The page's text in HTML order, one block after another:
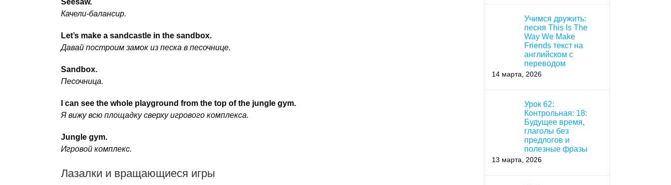
Качели-балансир.
Let’s make a sandcastle in the sandbox.
Давай построим замок из песка в песочнице.
Sandbox.
Песочница.
I can see the whole playground from the top of the jungle gym.
Я вижу всю площадку сверху игрового комплекса.
Jungle gym.
Игровой комплекс.
Лазалки и вращающиеся игры
Учимся дружить:
песня This Is The
Way We Make
Friends текст на
английском с
переводом
14 марта, 2026
Урок 62:
Контрольная: 18:
Будущее время,
глаголы без
предлогов и
полезные фразы
13 марта, 2026